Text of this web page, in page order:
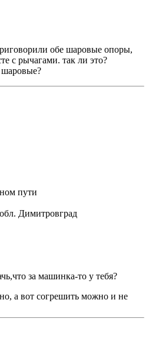
обе шаровые опоры,
с рычагами. так ли это?
шаровые?
пути
Димитровград
за машинка-то у тебя?
а вот согрешить можно и не